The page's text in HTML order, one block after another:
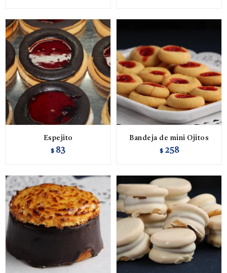
Espejito
$ 83
Bandeja de mini Ojitos
$ 258